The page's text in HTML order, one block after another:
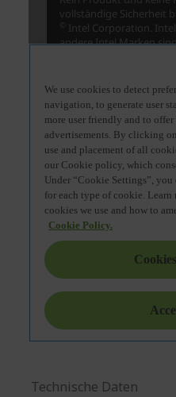
Technische Daten